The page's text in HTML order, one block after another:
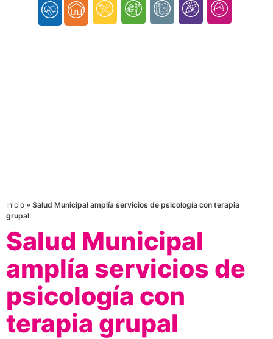
Inicio » Salud Municipal amplía servicios de psicología con terapia
grupal
Salud Municipal
amplía servicios de
psicología con
terapia grupal